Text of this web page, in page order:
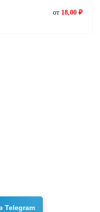
от 18,00 ₽
Telegram